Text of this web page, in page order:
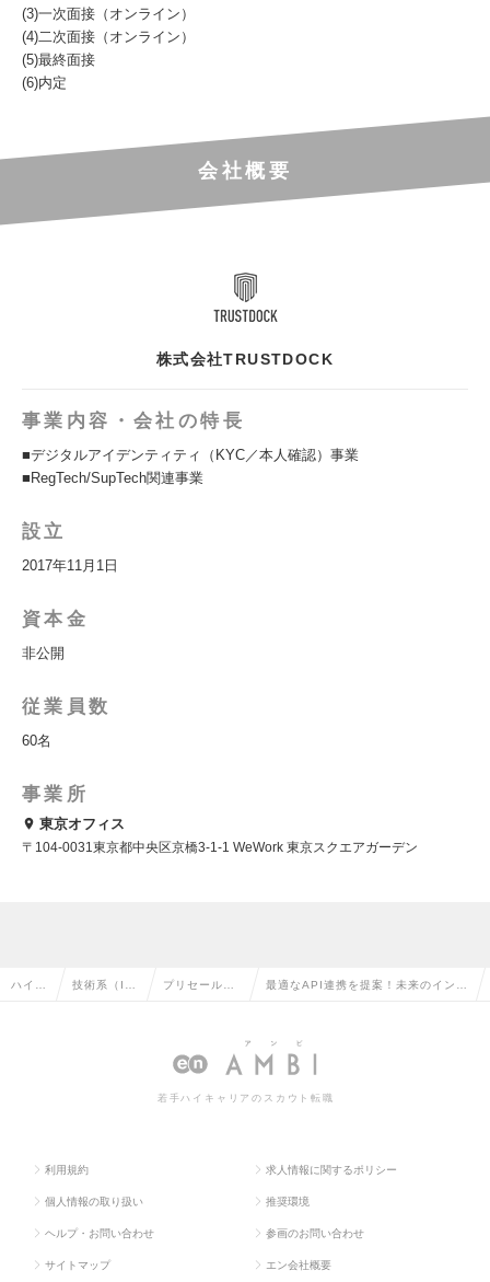
(3)一次面接（オンライン）
(4)二次面接（オンライン）
(5)最終面接
(6)内定
会社概要
株式会社TRUSTDOCK
事業内容・会社の特長
■デジタルアイデンティティ（KYC／本人確認）事業
■RegTech/SupTech関連事業
設立
2017年11月1日
資本金
非公開
従業員数
60名
事業所
東京オフィス
〒104-0031東京都中央区京橋3-1-1 WeWork 東京スクエアガーデン
ハイク 技術系（I プリセール
エンジニアの
最適なAPI連携を提案！未来のインフ
ンサルタントを募集！の求人情報
若手ハイキャリアのスカウト転職
利用規約 求人情報に関するポリシー
個人情報の取り扱い 推奨環境
ヘルプ・お問い合わせ 参画のお問い合わせ
サイトマップ エン会社概要